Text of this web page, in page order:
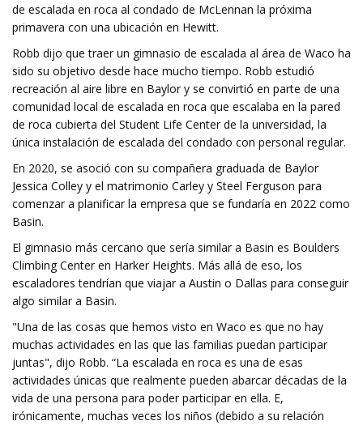
de escalada en roca al condado de McLennan la próxima
primavera con una ubicación en Hewitt.
Robb dijo que traer un gimnasio de escalada al área de Waco ha
sido su objetivo desde hace mucho tiempo. Robb estudió
recreación al aire libre en Baylor y se convirtió en parte de una
comunidad local de escalada en roca que escalaba en la pared
de roca cubierta del Student Life Center de la universidad, la
única instalación de escalada del condado con personal regular.
En 2020, se asoció con su compañera graduada de Baylor
Jessica Colley y el matrimonio Carley y Steel Ferguson para
comenzar a planificar la empresa que se fundaría en 2022 como
Basin.
El gimnasio más cercano que sería similar a Basin es Boulders
Climbing Center en Harker Heights. Más allá de eso, los
escaladores tendrían que viajar a Austin o Dallas para conseguir
algo similar a Basin.
"Una de las cosas que hemos visto en Waco es que no hay
muchas actividades en las que las familias puedan participar
juntas", dijo Robb. “La escalada en roca es una de esas
actividades únicas que realmente pueden abarcar décadas de la
vida de una persona para poder participar en ella. E,
irónicamente, muchas veces los niños (debido a su relación